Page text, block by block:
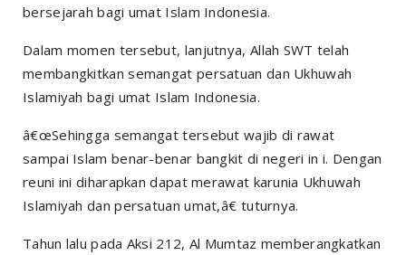
bersejarah bagi umat Islam Indonesia.
Dalam momen tersebut, lanjutnya, Allah SWT telah
membangkitkan semangat persatuan dan Ukhuwah
Islamiyah bagi umat Islam Indonesia.
â€œSehingga semangat tersebut wajib di rawat
sampai Islam benar-benar bangkit di negeri in i. Dengan
reuni ini diharapkan dapat merawat karunia Ukhuwah
Islamiyah dan persatuan umat,â€ tuturnya.
Tahun lalu pada Aksi 212, Al Mumtaz memberangkatkan